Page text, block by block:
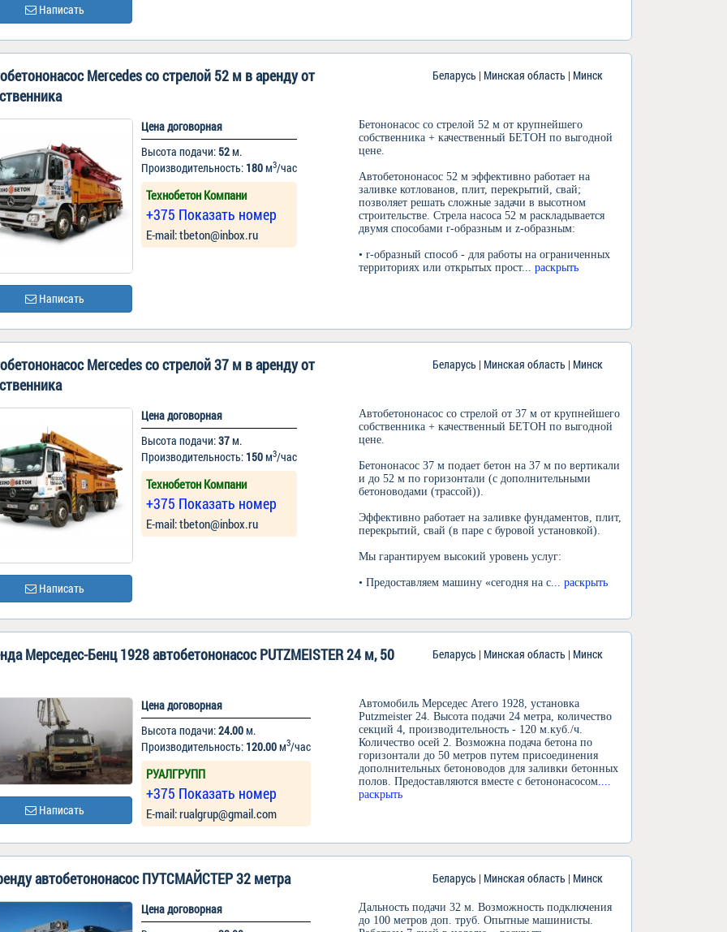
Написать
Mercedes со стрелой 52 м в аренду от
Беларусь | Минская область | Минск
Написать
Цена договорная
Высота подачи: 52м.
Производительность: 180м3/час
Технобетон Компани
+375 Показать номер
Е-mail: tbeton@inbox.ru
Бетононасос со стрелой 52 м от крупнейшего
собственника + качественный БЕТОН по выгодной
цене.
Автобетононасос 52 м эффективно работает на
заливке котлованов, плит, перекрытий, свай;
позволяет решать сложные задачи в высотном
строительстве. Стрела насоса 52 м раскладывается
двумя способами r-образным и z-образным:
• r-образный способ - для работы на ограниченных
территориях или открытых прост... раскрыть
Mercedes со стрелой 37 м в аренду от
Беларусь | Минская область | Минск
Написать
Цена договорная
Высота подачи:37м.
Производительность: 150м3/час
Технобетон Компани
+375 Показать номер
Е-mail: tbeton@inbox.ru
Автобетононасос со стрелой от 37 м от крупнейшего
собственника + качественный БЕТОН по выгодной
цене.
Бетононасос 37 м подает бетон на 37 м по вертикали
и до 52 м по горизонтали (с дополнительными
бетоноводами (трассой)).
Эффективно работает на заливке фундаментов, плит,
перекрытий, свай (в паре с буровой установкой).
Мы гарантируем высокий уровень услуг:
• Предоставляем машину «сегодня на с... раскрыть
Мерседес-Бенц 1928 автобетононасос PUTZMEISTER 24 м, 50
Беларусь | Минская область | Минск
Написать
Цена договорная
Высота подачи:24.00м.
Производительность: 120.00м3/час
РУАЛГРУПП
+375 Показать номер
Е-mail: rualgrup@gmail.com
Автомобиль Мерседес Атего 1928, установка
Putzmeister 24. Высота подачи 24 метра, количество
секций 4, производительность - 120 м.куб./ч.
Количество осей 2. Возможна подача бетона по
горизонтали до 50 метров путем присоединения
дополнительных бетоноводов для заливки бетонных
полов. Предоставляются вместе с бетононасосом.
раскрыть
автобетононасос ПУТСМАЙСТЕР 32 метра
Беларусь | Минская область | Минск
Цена договорная
Дальность подачи 32 м. Возможность подключения
до 100 метров доп. труб. Опытные машинисты.